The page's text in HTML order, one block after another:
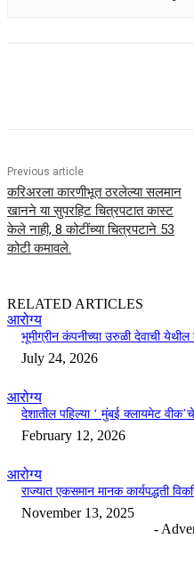
Previous article
करिअरला कारणीभूत ठरलेल्या सलमान
खानने या सुपरहिट चित्रपटात कास्ट
केले नाही, 8 कोटींच्या चित्रपटाने 53
कोटी कमावले.
RELATED ARTICLES
आरोग्य
भूमीग्रीन कंपनीच्या उरुळी देवाची येथील
July 24, 2026
आरोग्य
देशातील पहिल्या ‘ मुंबई क्लायमेट
February 12, 2026
आरोग्य
राज्यात एकसमान मानक कार्यपद्धती
November 13, 2025
-